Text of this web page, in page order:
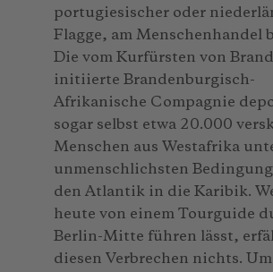
portugiesischer oder
Flagge, am Menschenhandel
Die vom Kurfürsten von
initiierte Brandenburgisch-
Afrikanische Compagnie
sogar selbst etwa 20.000
Menschen aus Westafrika
unmenschlichsten
den Atlantik in die Karibik.
heute von einem Tourguide
Berlin-Mitte führen lässt,
diesen Verbrechen nichts.